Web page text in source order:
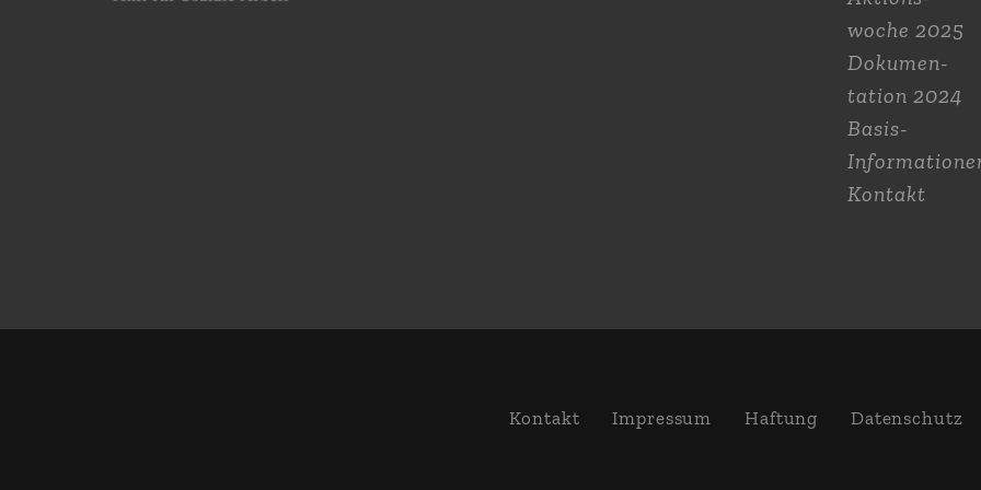
woche 2025
Dokumen­
tation 2024
Basis-
Kontakt
Kontakt Impressum Haftung Daten­schutz